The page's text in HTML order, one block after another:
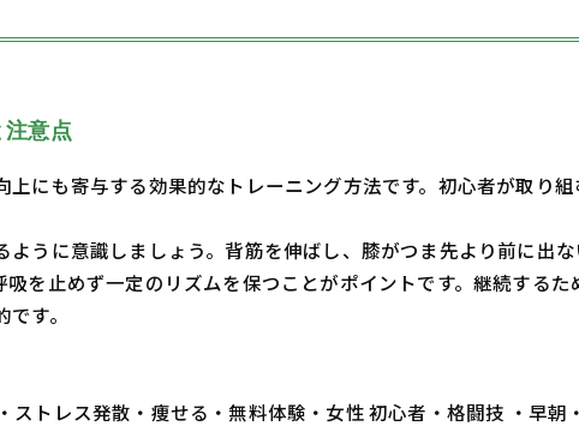
意点
にも寄与する効果的なトレーニング方法です。初心者が取り
うに意識しましょう。背筋を伸ばし、膝がつま先より前に出
を止めず一定のリズムを保つことがポイントです。継続する
す。
トレス発散・痩せる・無料体験・女性 初心者・格闘技 ・早朝